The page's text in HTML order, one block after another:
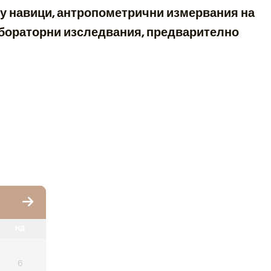
навици, антропометрични измервания на
изследвания, предварително
6